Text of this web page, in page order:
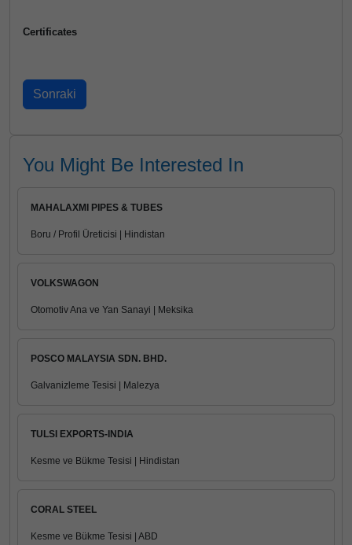
Certificates
You Might Be Interested In
MAHALAXMI PIPES & TUBES
Boru / Profil Üreticisi | Hindistan
VOLKSWAGON
Otomotiv Ana ve Yan Sanayi | Meksika
POSCO MALAYSIA SDN. BHD.
Galvanizleme Tesisi | Malezya
TULSI EXPORTS-INDIA
Kesme ve Bükme Tesisi | Hindistan
CORAL STEEL
Kesme ve Bükme Tesisi | ABD